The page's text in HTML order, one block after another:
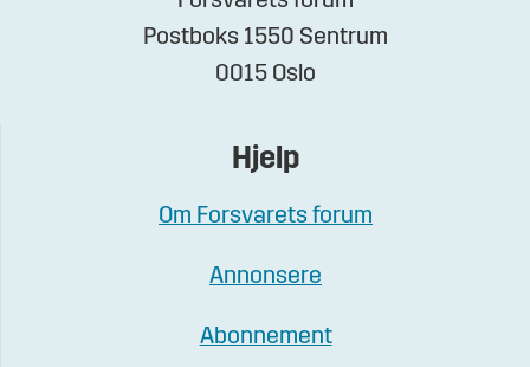
Postboks 1550 Sentrum
0015 Oslo
Hjelp
Om Forsvarets forum
Annonsere
Abonnement